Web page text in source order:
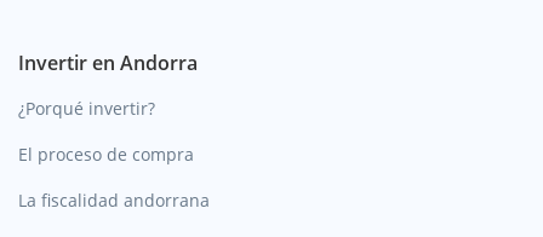
Invertir en Andorra
¿Porqué invertir?
El proceso de compra
La fiscalidad andorrana